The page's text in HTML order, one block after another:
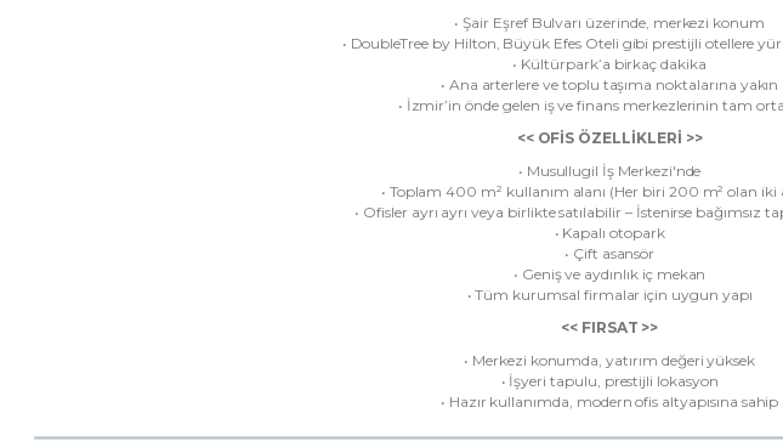
• Şair Eşref Bulvarı üzerinde, merkezi konum
• DoubleTree by Hilton, Büyük Efes Oteli gibi prestijli otellere
• Kültürpark’a birkaç dakika
• Ana arterlere ve toplu taşıma noktalarına yakın
• İzmir’in önde gelen iş ve finans merkezlerinin tam
<< OFİS ÖZELLİKLERİ >>
• Musullugil İş Merkezi'nde
• Toplam 400 m² kullanım alanı (Her biri 200 m² olan iki
• Ofisler ayrı ayrı veya birlikte satılabilir – İstenirse bağımsız
• Kapalı otopark
• Çift asansör
• Geniş ve aydınlık iç mekan
• Tüm kurumsal firmalar için uygun yapı
<< FIRSAT >>
• Merkezi konumda, yatırım değeri yüksek
• İşyeri tapulu, prestijli lokasyon
• Hazır kullanımda, modern ofis altyapısına sahip